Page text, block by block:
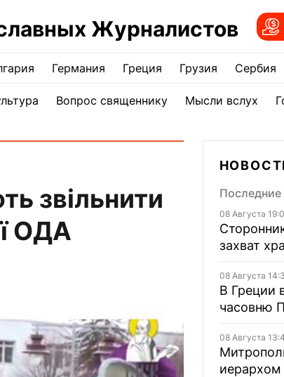
Журналистов
Германия Греция Грузия Сербия
Вопрос священнику Мысли вслух
звільнити
ОДА
Последние
08 Августа
захват
08 Августа
В Греции
часовню
08 Августа